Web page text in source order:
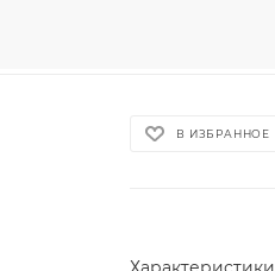
В ИЗБРАННОЕ